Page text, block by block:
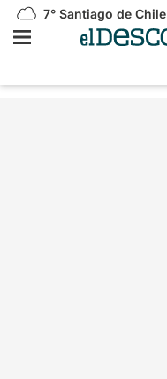
7° Santiago de Chile